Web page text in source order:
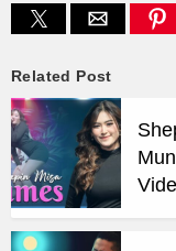
Related Post